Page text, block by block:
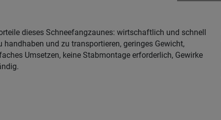
dieses Schneefangzaunes: wirtschaftlich und schnell
handhaben und zu transportieren, geringes Gewicht,
Umsetzen, keine Stabmontage erforderlich, Gewirke